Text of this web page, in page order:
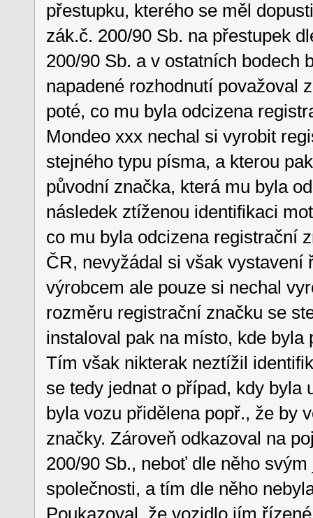
přestupku, kterého se měl
zák.č. 200/90 Sb. na přestupek
200/90 Sb. a v ostatních bodech
napadené rozhodnutí považoval
poté, co mu byla odcizena
Mondeo xxx nechal si vyrobit
stejného typu písma, a kterou
původní značka, která mu byla
následek ztíženou identifikaci
co mu byla odcizena registrační
ČR, nevyžádal si však vystavení
výrobcem ale pouze si nechal
rozměru registrační značku se
instaloval pak na místo, kde
Tím však nikterak neztížil
se tedy jednat o případ, kdy byla
byla vozu přidělena popř., že by
značky. Zároveň odkazoval na
200/90 Sb., neboť dle něho
společnosti, a tím dle něho
Poukazoval, že vozidlo jím